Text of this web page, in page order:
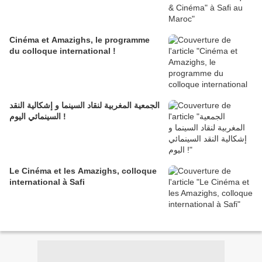
Cinéma et Amazighs, le programme
du colloque international !
الجمعية المغربية لنقاد السينما و إشكالية النقد
السينمائي اليوم !
Le Cinéma et les Amazighs, colloque
international à Safi